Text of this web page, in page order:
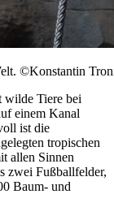
©Konstantin
wilde Tiere bei
einem Kanal
ist die
tropischen
allen Sinnen
zwei Fußballfelder,
Baum- und